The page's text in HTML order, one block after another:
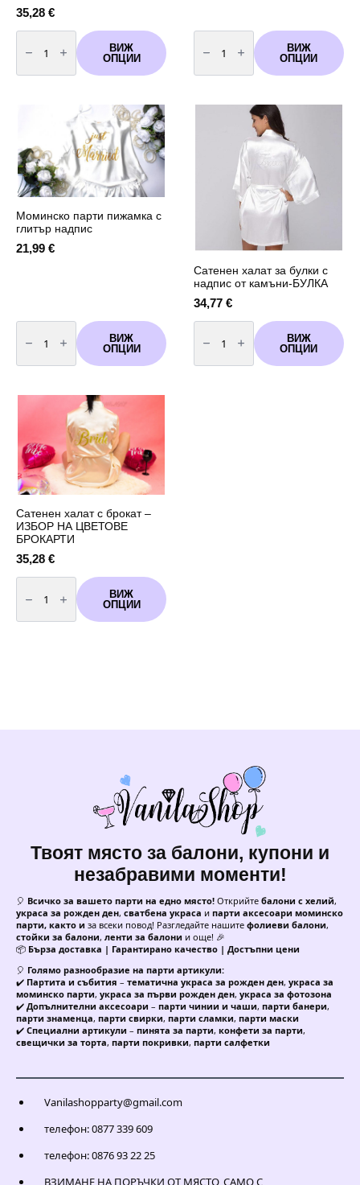
35,28 €
количество
Луксозен
производство
Шампанско
надпис
ВИЖ
ОПЦИИ
количество
Луксозен
комплект
ВИЖ
ОПЦИИ
Моминско парти пижамка с
глитър надпис
21,99 €
количество
Моминско
пижамка
надпис
ВИЖ
ОПЦИИ
Сатенен халат за булки с
надпис от камъни-БУЛКА
34,77 €
количество
Сатенен
за
ВИЖ
ОПЦИИ
Сатенен халат с брокат –
ИЗБОР НА ЦВЕТОВЕ
БРОКАРТИ
35,28 €
количество
Сатенен
с
ВИЖ
ОПЦИИ
Твоят място за балони, купони и
незабравими моменти!
🎈 Всичко за вашето парти на едно място! Открийте балони с хелий,
украса за рожден ден, сватбена украса и парти аксесоари моминско
парти, както и за всеки повод! Разгледайте нашите фолиеви балони,
стойки за балони, ленти за балони и още! 🎉
📦 Бърза доставка | Гарантирано качество | Достъпни цени
🎈 Голямо разнообразие на парти артикули:
✔️ Партита и събития – тематична украса за рожден ден, украса за
моминско парти, украса за първи рожден ден, украса за фотозона
✔️ Допълнителни аксесоари – парти чинии и чаши, парти банери,
парти знаменца, парти свирки, парти сламки, парти маски
✔️ Специални артикули – пинята за парти, конфети за парти,
свещички за торта, парти покривки, парти салфетки
Vanilashopparty@gmail.com
телефон: 0877 339 609
телефон: 0876 93 22 25
ВЗИМАНЕ НА ПОРЪЧКИ ОТ МЯСТО, САМО С